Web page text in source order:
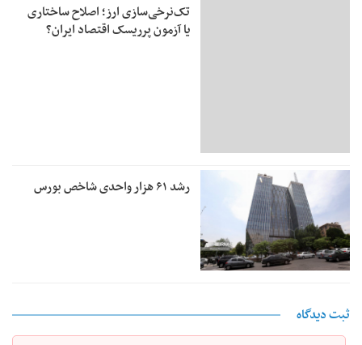
تک‌نرخی‌سازی ارز؛ اصلاح ساختاری
یا آزمون پرریسک اقتصاد ایران؟
رشد ۶۱ هزار واحدی شاخص بورس
ثبت دیدگاه